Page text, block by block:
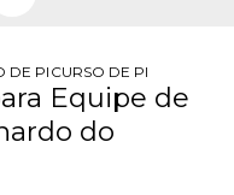
PARA EMPRESAS
DE PILOTAGEM PARA
CURSO DE
Equipe de
do